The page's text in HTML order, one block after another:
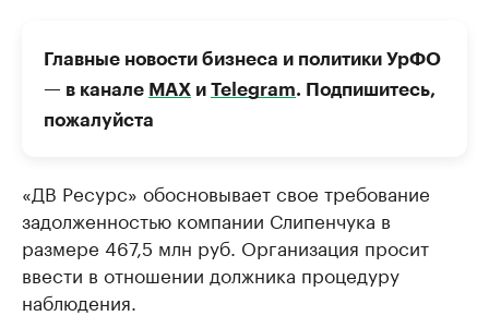
Главные новости бизнеса и политики УрФО
— в канале МАХ и Telegram. Подпишитесь,
пожалуйста
«ДВ Ресурс» обосновывает свое требование
задолженностью компании Слипенчука в
размере 467,5 млн руб. Организация просит
ввести в отношении должника процедуру
наблюдения.